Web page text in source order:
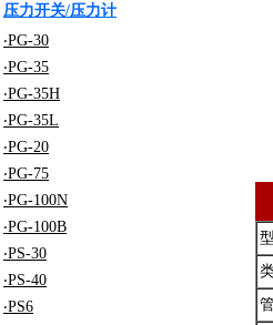
压力开关/压力计
‧PG-30
‧PG-35
‧PG-35H
‧PG-35L
‧PG-20
‧PG-75
‧PG-100N
‧PG-100B
‧PS-30
‧PS-40
‧PS6